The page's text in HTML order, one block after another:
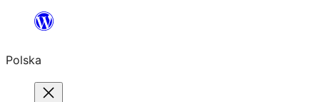
Przejdź
treści
Polska